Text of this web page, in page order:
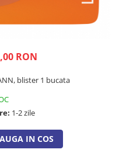
RON
blister 1 bucata
1-2 zile
IN COS